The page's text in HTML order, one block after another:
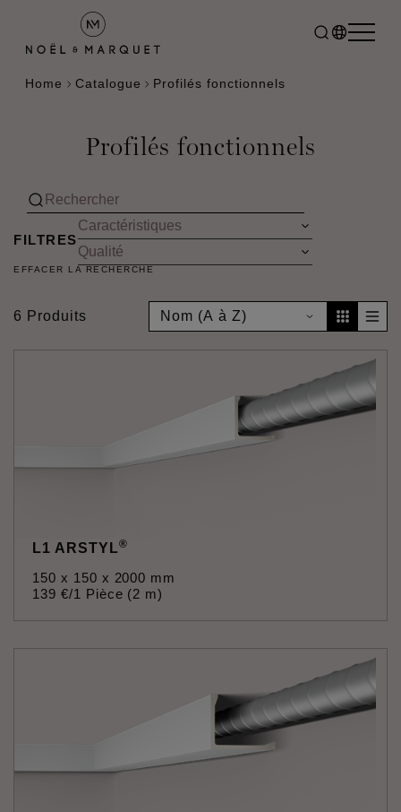
Home Catalogue Profilés fonctionnels
Profilés fonctionnels
FILTRES
EFFACER LA RECHERCHE
6 Produits
L1 ARSTYL®
150 x 150 x 2000 mm
139 €/1 Pièce (2 m)